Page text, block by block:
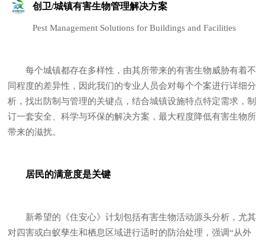
创卫/城镇有害生物管理解决方案
Pest Management Solutions for Buildings and Facilities
每个城镇都存在多样性，由其所带来的有害生物威胁有着不
同程度的差异性，因此我们的专业人员会对每个个案进行详细分
析，找出防制与管理的关键点，结合城镇设施特点特定需求，制
订一套安全、科学与环保的解决方案，最大程度降低有害生物所
带来的滋扰。
居民的满意度是关键
新希望的《住安心》计划包括有害生物活动源头分析，尤其
对四害或白蚁孳生和栖息区域进行适时的防治处理，强调“从外